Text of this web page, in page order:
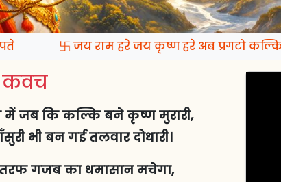
卐 जय राम हरे जय कृष्ण हरे अब प्रगटो कल्कि
कवच
जब कि कल्कि बने कृष्ण मुरारी,
भी बन गई तलवार दोधारी।
तरफ गजब का धमासान मचेगा,